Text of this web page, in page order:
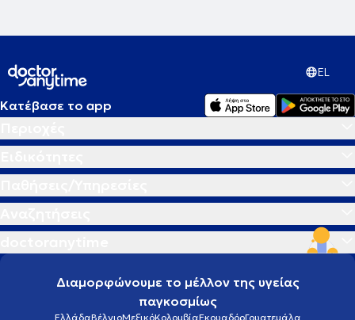
EL
Κατέβασε το app
Διαμορφώνουμε το μέλλον της υγείας
παγκοσμίως
ΕλλάδαΒέλγιοΜεξικόΚολομβίαΕκουαδόρΓουατεμάλα